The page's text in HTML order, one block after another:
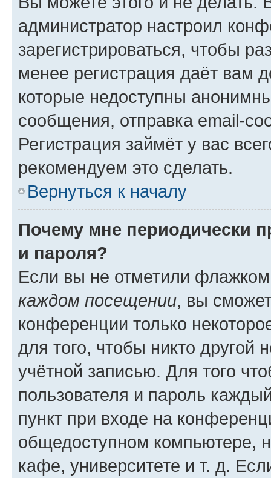
администратор настроил
зарегистрироваться, чтобы
менее регистрация даёт вам
которые недоступны
сообщения, отправка email-
Регистрация займёт у вас
рекомендуем это сделать.
Вернуться к началу
Почему мне периодически
и пароля?
Если вы не отметили
каждом посещении, вы
конференции только
для того, чтобы никто другой
учётной записью. Для того
пользователя и пароль
пункт при входе на
общедоступном компьютере,
кафе, университете и т. д.